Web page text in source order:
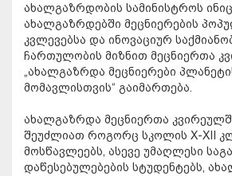
ახალგაზრდობის სამინისტროს
ახალგაზრდებში მეცნიერების
კვლევებსა და ინოვაციურ
ჩართულობის მიზნით მეცნიერთა
„ახალგაზრდა მეცნიერები
მომავლისთვის“ გაიმართება.
ახალგაზრდა მეცნიერთა
შეუძლიათ როგორც სკოლის X-XII
მოსწავლეებს, ასევე უმაღლესი
დაწესებულებების სტუდენტებს,